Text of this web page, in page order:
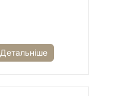
Детальніше